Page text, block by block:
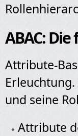
ABAC:
Attribute-
und seine
Attribute